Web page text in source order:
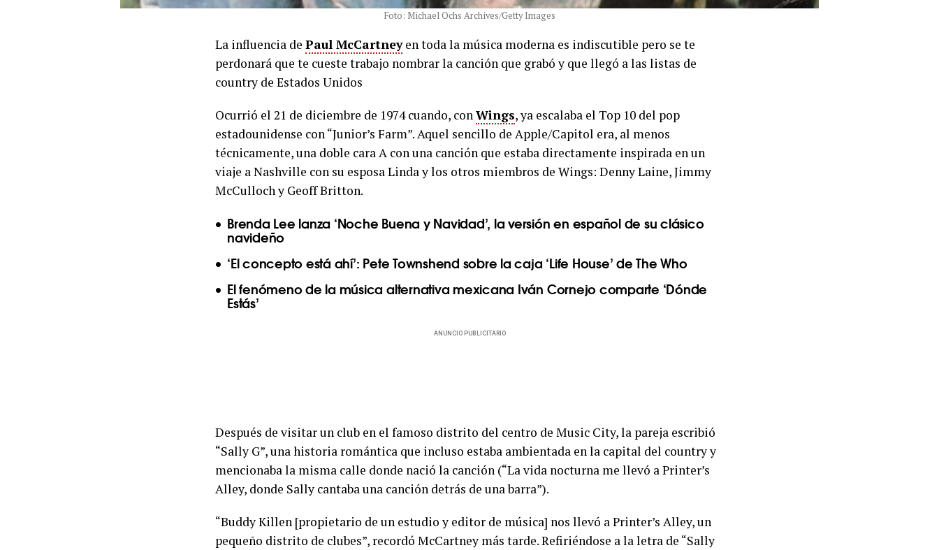
Foto: Michael Ochs Archives/Getty Images
La influencia de Paul McCartneyen toda la música moderna es indiscutible pero se te
perdonará que te cueste trabajo nombrar la canción que grabó y que llegó a las listas de
country de Estados Unidos
Ocurrió el 21 de diciembre de 1974 cuando, conWings, ya escalaba el Top 10 del pop
estadounidense con “Junior’s Farm”. Aquel sencillo de Apple/Capitol era, al menos
técnicamente, una doble cara A con una canción que estaba directamente inspirada en un
viaje a Nashville con su esposa Linda y los otros miembros de Wings: Denny Laine, Jimmy
McCulloch y Geoff Britton.
Brenda Lee lanza ‘Noche Buena y Navidad’, la versión en español de su clásico
navideño
‘El concepto está ahí’: Pete Townshend sobre la caja ‘Life House’ de The Who
El fenómeno de la música alternativa mexicana Iván Cornejo comparte ‘Dónde
Estás’
ANUNCIO PUBLICITARIO
Después de visitar un club en el famoso distrito del centro de Music City, la pareja escribió
“Sally G”, una historia romántica que incluso estaba ambientada en la capital del country y
mencionaba la misma calle donde nació la canción (“La vida nocturna me llevó a Printer’s
Alley, donde Sally cantaba una canción detrás de una barra”).
“Buddy Killen [propietario de un estudio y editor de música] nos llevó a Printer’s Alley, un
pequeño distrito de clubes”, recordó McCartney más tarde. Refiriéndose a la letra de “Sally